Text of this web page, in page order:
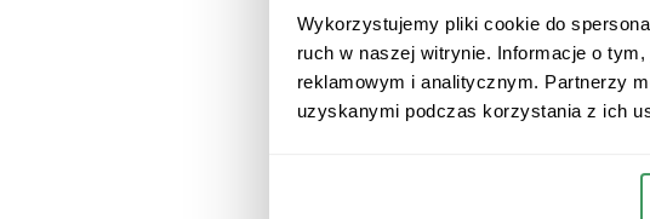
Wykorzystujemy pliki cookie do
ruch w naszej witrynie. Informacje o
reklamowym i analitycznym. Partnerzy
uzyskanymi podczas korzystania z ich
kolorów
smakiem.
Czy